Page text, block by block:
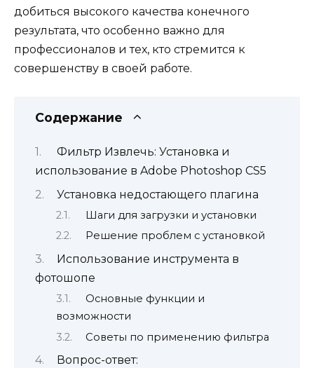
добиться высокого качества конечного
результата, что особенно важно для
профессионалов и тех, кто стремится к
совершенству в своей работе.
Содержание
Фильтр Извлечь: Установка и
использование в Adobe Photoshop CS5
Установка недостающего плагина
Шаги для загрузки и установки
Решение проблем с установкой
Использование инструмента в
фотошопе
Основные функции и
возможности
Советы по применению фильтра
Вопрос-ответ: